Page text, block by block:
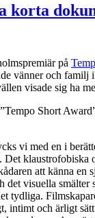
korta
på
vänner och familj
visade sig ha
Short
vi med en i
Det klaustrofobiska
att känna en
det visuella smälter
tydliga.
intimt och ärligt